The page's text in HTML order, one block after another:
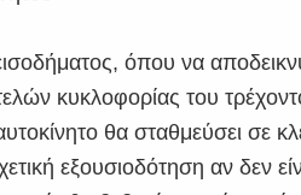
όπου να
κυκλοφορίας του
θα σταθμεύσει σε
εξουσιοδότηση αν δεν